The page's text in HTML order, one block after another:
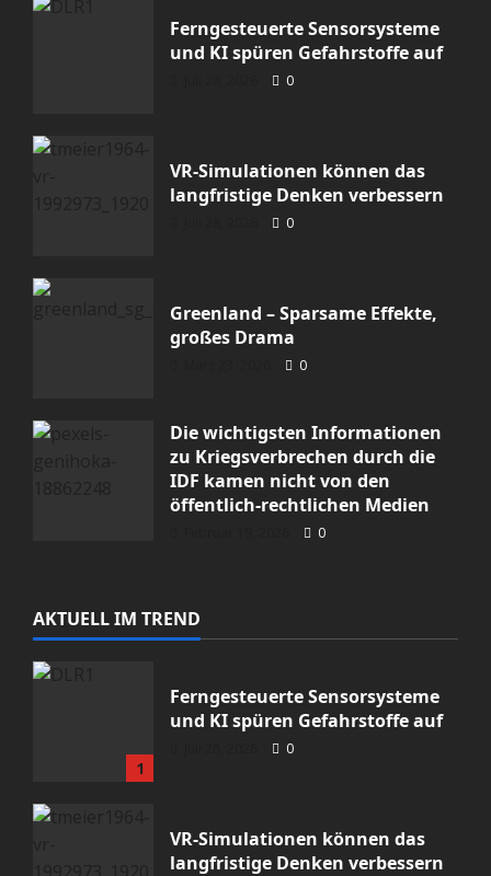
Ferngesteuerte Sensorsysteme
und KI spüren Gefahrstoffe auf
0
VR-Simulationen können das
langfristige Denken verbessern
0
Greenland – Sparsame Effekte,
großes Drama
0
Die wichtigsten Informationen
zu Kriegsverbrechen durch die
IDF kamen nicht von den
öffentlich-rechtlichen Medien
0
Greenland – Sparsame Effekte,
großes Drama
Kriegsverbrechen durch die IDF
kamen nicht von den öffentlich-
rechtlichen Medien
Israelismus ist der neue Islamhass
AKTUELL IM TREND
1
Ferngesteuerte Sensorsysteme
und KI spüren Gefahrstoffe auf
0
VR-Simulationen können das
langfristige Denken verbessern